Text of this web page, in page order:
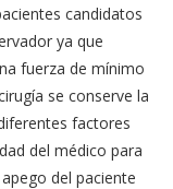
candidatos
ya que
fuerza de mínimo
se conserve la
factores
del médico para
del paciente